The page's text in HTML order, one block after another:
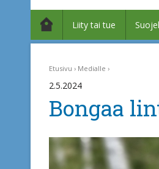
Liity tai tue
Etusivu Medialle
2.5.2024
Bongaa